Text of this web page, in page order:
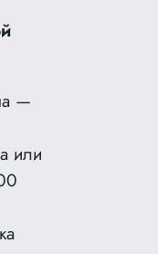
—
или